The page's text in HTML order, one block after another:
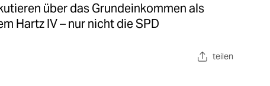
über das Grundeinkommen als
Hartz IV – nur nicht die SPD
teilen